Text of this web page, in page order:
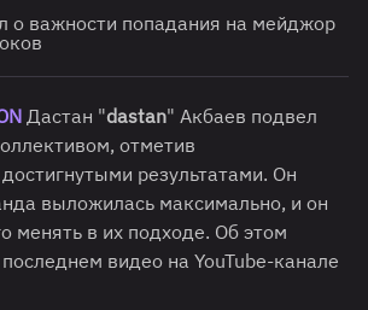
о важности попадания на мейджор
Дастан "dastan" Акбаев подвел
отметив
результатами. Он
выложилась максимально, и он
менять в их подходе. Об этом
видео на YouTube-канале